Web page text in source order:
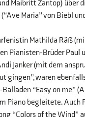
Maibritt Zantop) über
Maria” von Biebl
Mathilda Räß
Pianisten-Brüder Paul
Janker (mit dem
gingen”, waren
“Easy on me”
Piano begleitete.
“Colors of the Wind”